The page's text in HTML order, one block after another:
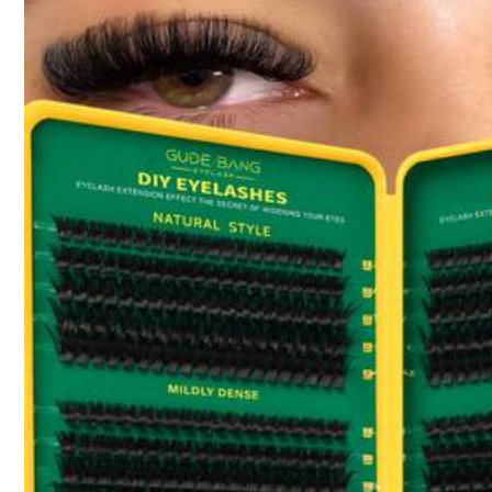
4,91
31K Seguidores
31K
Recomendados